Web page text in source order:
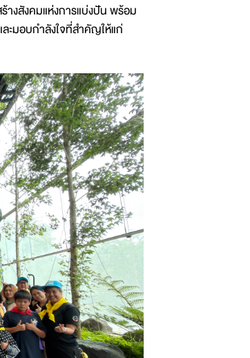
างสังคมแห่งการแบ่งปัน พร้อม
ะมอบกำลังใจที่สำคัญให้แก่